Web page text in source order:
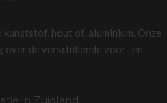
hout of, aluminium. Onze
over de verschillende voor- en
in Zuidland